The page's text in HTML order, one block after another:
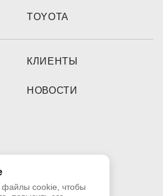
TOYOTA
КЛИЕНТЫ
НОВОСТИ
файлы cookie, чтобы